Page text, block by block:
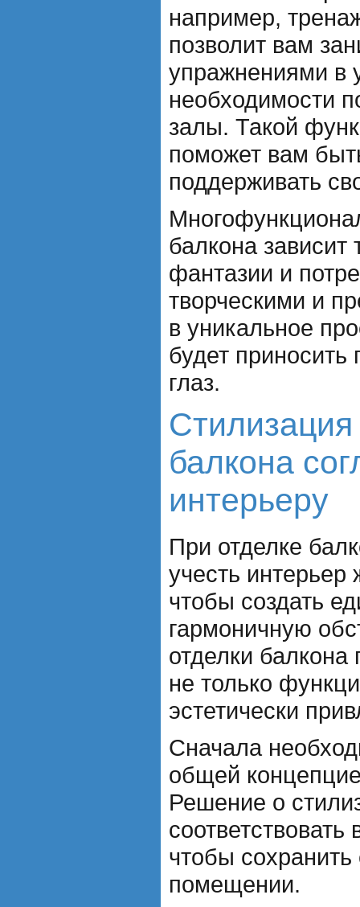
например,
позволит вам
упражнениями в
необходимости
залы. Такой
поможет вам
поддерживать
балкона зависит
фантазии и
творческими и
в уникальное
будет приносить
глаз.
Стилизация
балкона
интерьеру
При отделке
учесть интерьер
чтобы создать
гармоничную
отделки балкона
не только
эстетически
Сначала
общей
Решение о
чтобы
помещении.